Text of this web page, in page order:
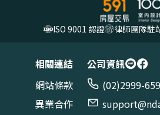
ISO 9001 認證 律師團隊駐
相關連結
網站條款
異業合作
公司資訊
(02)2999-